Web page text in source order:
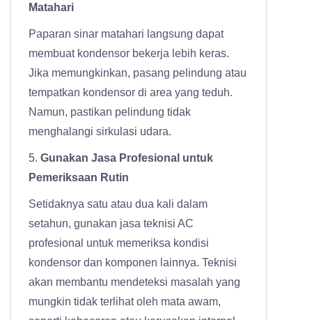
Matahari
Paparan sinar matahari langsung dapat
membuat kondensor bekerja lebih keras.
Jika memungkinkan, pasang pelindung atau
tempatkan kondensor di area yang teduh.
Namun, pastikan pelindung tidak
menghalangi sirkulasi udara.
5. Gunakan Jasa Profesional untuk
Pemeriksaan Rutin
Setidaknya satu atau dua kali dalam
setahun, gunakan jasa teknisi AC
profesional untuk memeriksa kondisi
kondensor dan komponen lainnya. Teknisi
akan membantu mendeteksi masalah yang
mungkin tidak terlihat oleh mata awam,